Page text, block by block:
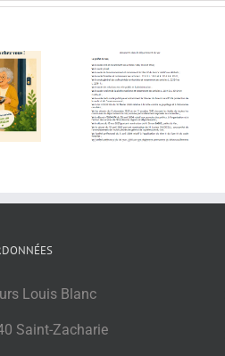
préfectoral –
des
AVIS D’APPEL –
mutuelle
Louis Blanc
Saint-Zacharie